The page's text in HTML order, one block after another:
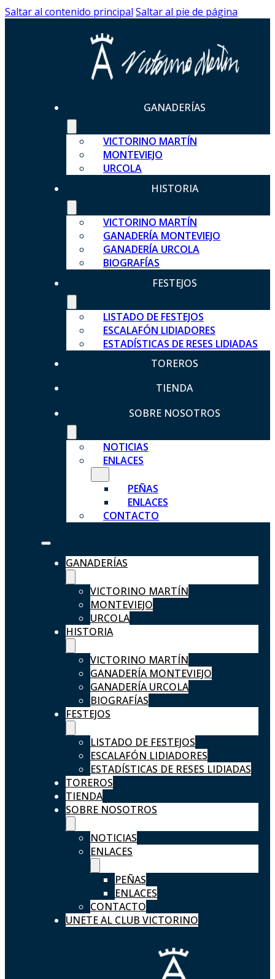
Saltar al contenido principal Saltar al pie de página
GANADERÍAS
VICTORINO MARTÍN
MONTEVIEJO
URCOLA
HISTORIA
VICTORINO MARTÍN
GANADERÍA MONTEVIEJO
GANADERÍA URCOLA
BIOGRAFÍAS
FESTEJOS
LISTADO DE FESTEJOS
ESCALAFÓN LIDIADORES
ESTADÍSTICAS DE RESES LIDIADAS
TOREROS
TIENDA
SOBRE NOSOTROS
NOTICIAS
ENLACES
PEÑAS
ENLACES
CONTACTO
GANADERÍAS
VICTORINO MARTÍN
MONTEVIEJO
URCOLA
HISTORIA
VICTORINO MARTÍN
GANADERÍA MONTEVIEJO
GANADERÍA URCOLA
BIOGRAFÍAS
FESTEJOS
LISTADO DE FESTEJOS
ESCALAFÓN LIDIADORES
ESTADÍSTICAS DE RESES LIDIADAS
TOREROS
TIENDA
SOBRE NOSOTROS
NOTICIAS
ENLACES
PEÑAS
ENLACES
CONTACTO
UNETE AL CLUB VICTORINO